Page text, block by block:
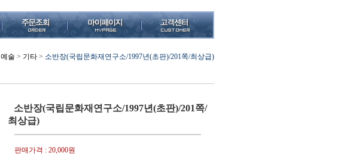
예술 > 기타 > 소반장(국립문화재연구소/1997년(초판)/201쪽/최상급)
소반장(국립문화재연구소/1997년(초판)/201쪽/
최상급)
판매가격 : 20,000원